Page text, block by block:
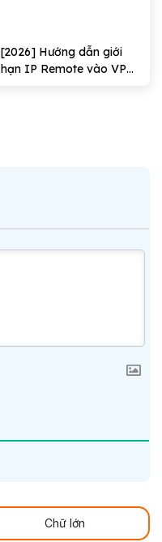
[2026] Hướng dẫn giới
hạn IP Remote vào VPS
Chữ lớn